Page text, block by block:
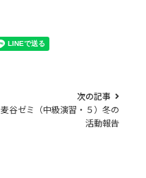
次の記事
麦谷ゼミ（中級演習・５）冬の
活動報告